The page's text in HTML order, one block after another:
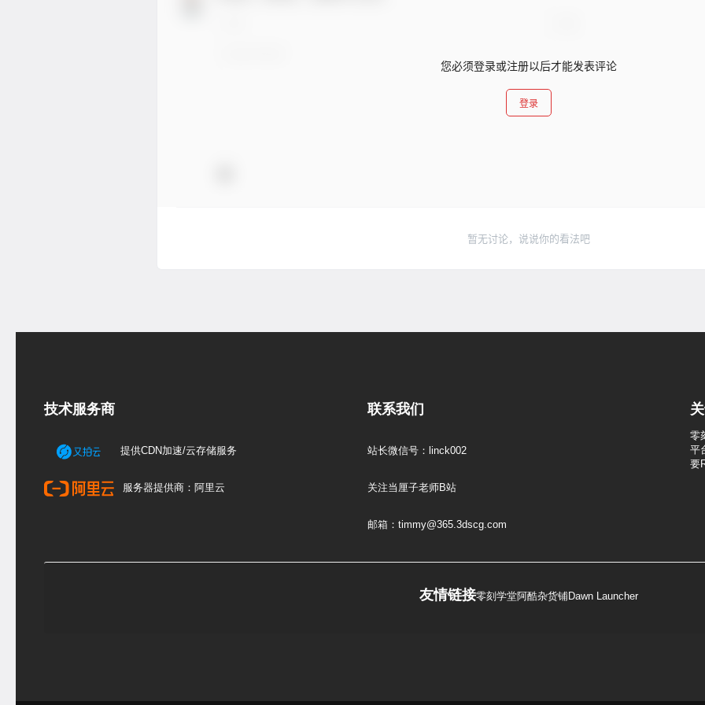
您必须登录或注册以后才能发表评论
登录
暂无讨论，说说你的看法吧
技术服务商
提供CDN加速/云存储服务
服务器提供商：阿里云
联系我们
站长微信号：linck002
关注当厘子老师B站
邮箱：timmy@365.3dscg.com
零
平
要
友情链接零刻学堂阿酷杂货铺Dawn Launcher